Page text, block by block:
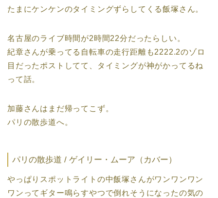
たまにケンケンのタイミングずらしてくる飯塚さん。
名古屋のライブ時間が2時間22分だったらしい。
紀章さんが乗ってる自転車の走行距離も2222.2のゾロ
目だったポストしてて、タイミングが神がかってるね
って話。
加藤さんはまだ帰ってこず。
パリの散歩道へ。
パリの散歩道 / ゲイリー・ムーア（カバー）
やっぱりスポットライトの中飯塚さんがワンワンワン
ワンってギター鳴らすやつで倒れそうになったの気の